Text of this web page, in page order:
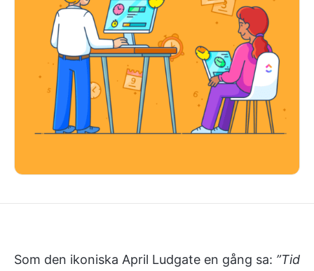
Som den ikoniska April Ludgate en gång sa: ”Tid